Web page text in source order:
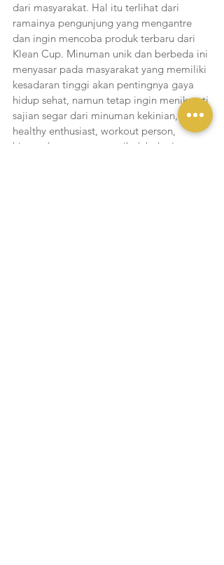
dari masyarakat. Hal itu terlihat dari
ramainya pengunjung yang mengantre
dan ingin mencoba produk terbaru dari
Klean Cup. Minuman unik dan berbeda ini
menyasar pada masyarakat yang memiliki
kesadaran tinggi akan pentingnya gaya
hidup sehat, namun tetap ingin menikmati
sajian segar dari minuman kekinian,
healthy enthusiast, workout person,
hingga karyawan yang sibuk bekerja